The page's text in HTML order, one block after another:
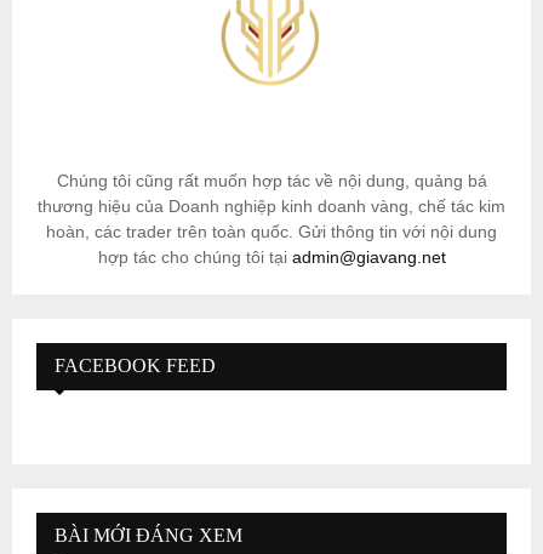
Chúng tôi cũng rất muốn hợp tác về nội dung, quảng bá
thương hiệu của Doanh nghiệp kinh doanh vàng, chế tác kim
hoàn, các trader trên toàn quốc. Gửi thông tin với nội dung
hợp tác cho chúng tôi tại admin@giavang.net
FACEBOOK FEED
BÀI MỚI ĐÁNG XEM